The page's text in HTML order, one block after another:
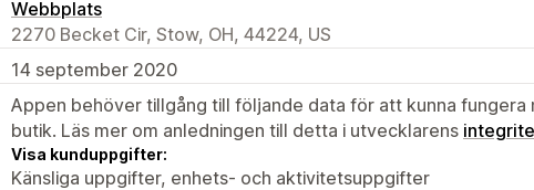
Webbplats
2270 Becket Cir, Stow, OH, 44224, US
14 september 2020
Appen behöver tillgång till följande data för att kunna fungera
butik. Läs mer om anledningen till detta i utvecklarens
Visa kunduppgifter:
Känsliga uppgifter, enhets- och aktivitetsuppgifter